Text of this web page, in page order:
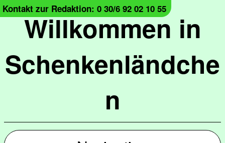
Willkommen in
Schenkenländche
n
Kontakt zur Redaktion: 0 30/6 92 02 10 55